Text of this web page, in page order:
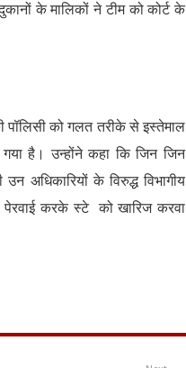
के मालिकों ने टीम को कोर्ट के
पॉलिसी को गलत तरीके से इस्तेमाल
है। उन्होंने कहा कि जिन जिन
अधिकारियों के विरुद्ध विभागीय
पेरवाई करके स्टे को खारिज करवा